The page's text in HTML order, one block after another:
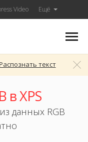
Video Ещё
текст
в XPS
данных RGB